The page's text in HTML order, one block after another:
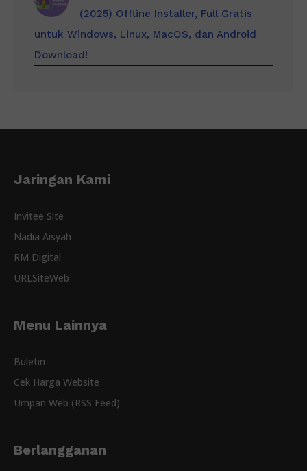
(2025) Offline Installer, Full Gratis
untuk Windows, Linux, MacOS, dan Android
Download!
Jaringan Kami
Invitee Site
Nadia Aisyah
RM Digital
URLSiteWeb
Menu Lainnya
Buletin
Cek Harga Website
Umpan Web (RSS Feed)
Berlangganan